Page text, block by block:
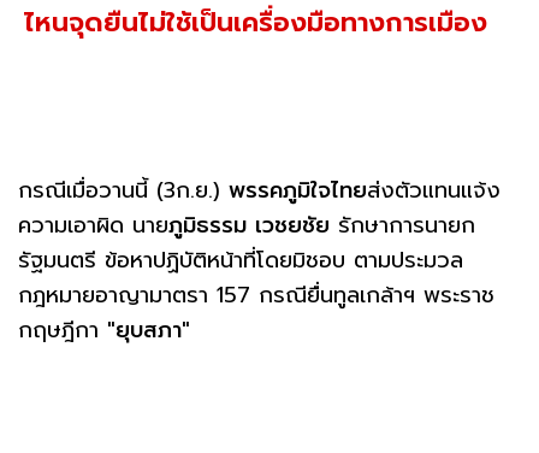
ไหนจุดยืนไม่ใช้เป็นเครื่องมือทางการเมือง
กรณีเมื่อวานนี้ (3ก.ย.) พรรคภูมิใจไทยส่งตัวแทนแจ้ง
ความเอาผิด นายภูมิธรรม เวชยชัย รักษาการนายก
รัฐมนตรี ข้อหาปฏิบัติหน้าที่โดยมิชอบ ตามประมวล
กฎหมายอาญามาตรา 157 กรณียื่นทูลเกล้าฯ พระราช
กฤษฎีกา "ยุบสภา"